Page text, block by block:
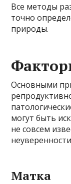
Все методы
точно
природы.
Основными
могут быть
не совсем
Матка